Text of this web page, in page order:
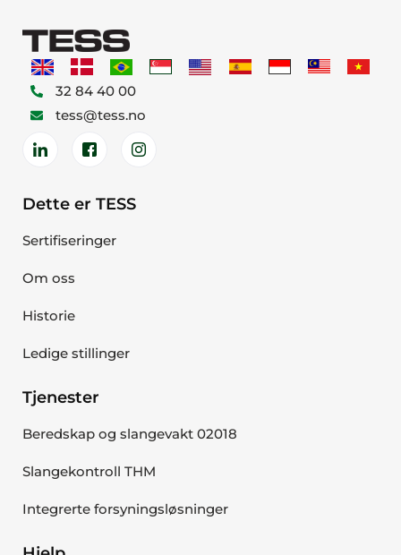
32 84 40 00
tess@tess.no
Dette er TESS
Sertifiseringer
Om oss
Historie
Ledige stillinger
Tjenester
Beredskap og slangevakt 02018
Slangekontroll THM
Integrerte forsyningsløsninger